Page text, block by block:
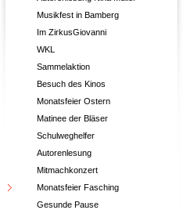
Musikfest in Bamberg
Im ZirkusGiovanni
WKL
Sammelaktion
Besuch des Kinos
Monatsfeier Ostern
Matinee der Bläser
Schulweghelfer
Autorenlesung
Mitmachkonzert
Monatsfeier Fasching
Gesunde Pause